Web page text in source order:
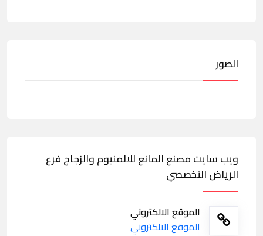
الصور
ويب سايت مصنع المانع للالمنيوم والزجاج فرع
الرياض التخصصي
الموقع الالكتروني
الموقع الالكتروني